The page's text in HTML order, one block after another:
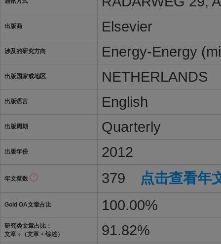
出版商 Elsevier
涉及的研究方向 Energy-Energy
出版国家或地区 NETHERLANDS
出版语言 English
出版周期 Quarterly
出版年份 2012
年文章数 379 点击查看年
Gold OA文章占比 100.00%
研究类文章占比：
文章 ÷（文章 + 综述）
91.82%